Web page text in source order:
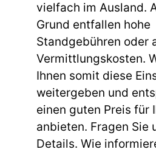
vielfach im Ausland.
Grund entfallen hohe
Standgebühren oder
Vermittlungskosten.
Ihnen somit diese
weitergeben und
einen guten Preis für
anbieten. Fragen Sie
Details. Wie